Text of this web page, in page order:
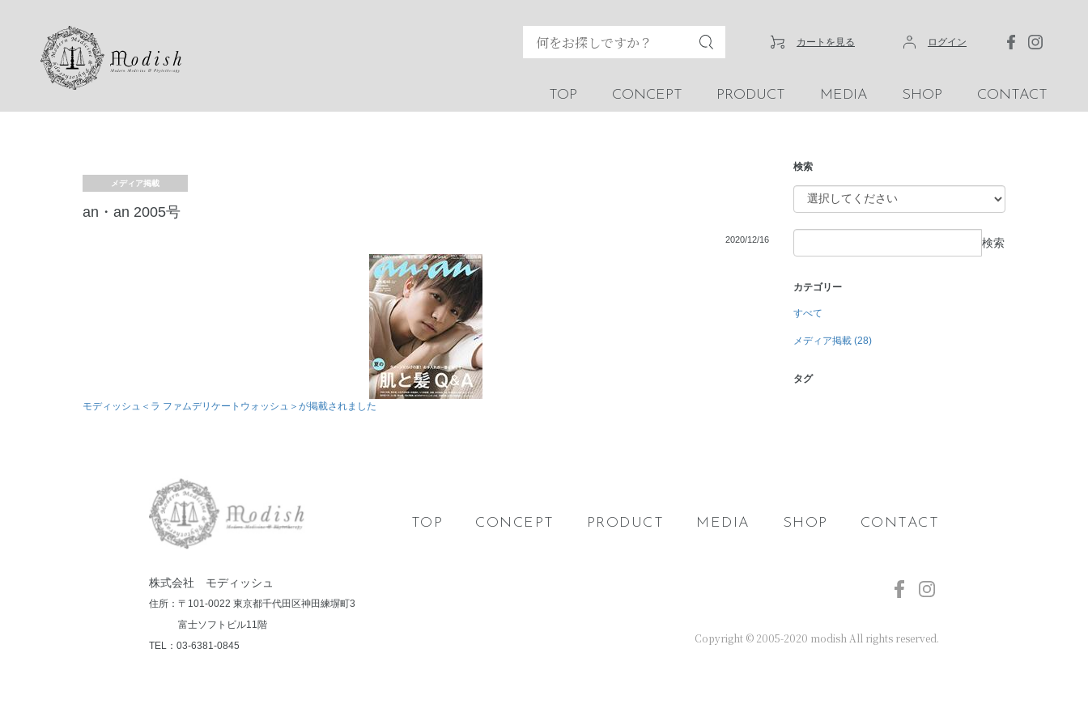
カートを見る ログイン
TOP CONCEPT PRODUCT MEDIA SHOP CONTACT
メディア掲載
an・an 2005号
2020/12/16
モディッシュ＜ラ ファムデリケートウォッシュ＞が掲載されました
検索
検索
カテゴリー
すべて
メディア掲載 (28)
タグ
株式会社 モディッシュ
住所：〒101-0022 東京都千代田区神田練塀町3
富士ソフトビル11階
TEL：03-6381-0845
TOP CONCEPT PRODUCT MEDIA SHOP CONTACT
Copyright © 2005-2020 modish All rights reserved.